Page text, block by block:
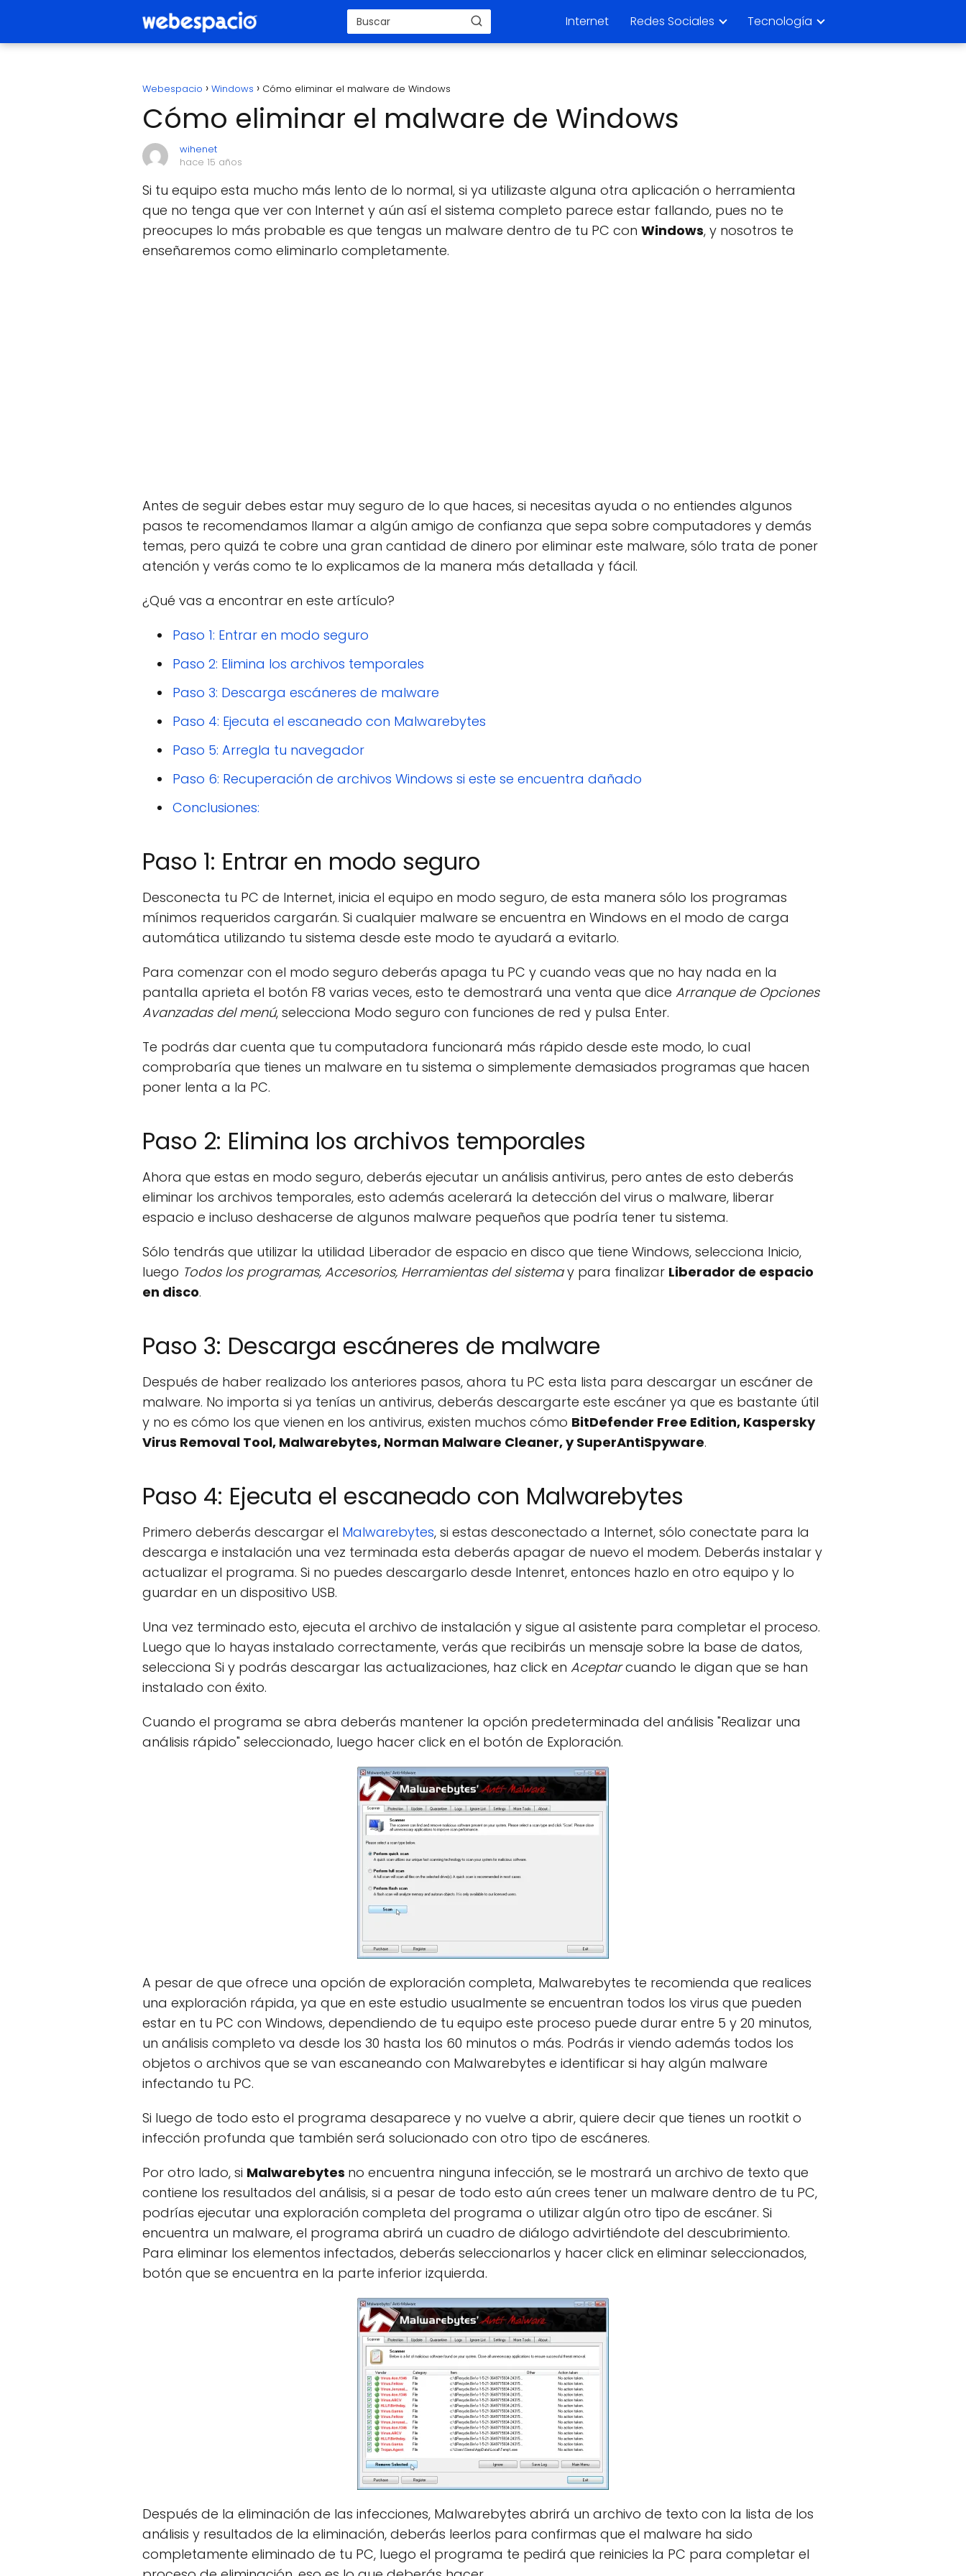
Internet Redes Sociales Tecnología
Webespacio Windows Cómo eliminar el malware de Windows
Cómo eliminar el malware de Windows
wihenet
hace 15 años
Si tu equipo esta mucho más lento de lo normal, si ya utilizaste alguna otra aplicación o herramienta
que no tenga que ver con Internet y aún así el sistema completo parece estar fallando, pues no te
preocupes lo más probable es que tengas un malware dentro de tu PC con Windows, y nosotros te
enseñaremos como eliminarlo completamente.
Antes de seguir debes estar muy seguro de lo que haces, si necesitas ayuda o no entiendes algunos
pasos te recomendamos llamar a algún amigo de confianza que sepa sobre computadores y demás
temas, pero quizá te cobre una gran cantidad de dinero por eliminar este malware, sólo trata de poner
atención y verás como te lo explicamos de la manera más detallada y fácil.
¿Qué vas a encontrar en este artículo?
Paso 1: Entrar en modo seguro
Paso 2: Elimina los archivos temporales
Paso 3: Descarga escáneres de malware
Paso 4: Ejecuta el escaneado con Malwarebytes
Paso 5: Arregla tu navegador
Paso 6: Recuperación de archivos Windows si este se encuentra dañado
Conclusiones:
Paso 1: Entrar en modo seguro
Desconecta tu PC de Internet, inicia el equipo en modo seguro, de esta manera sólo los programas
mínimos requeridos cargarán. Si cualquier malware se encuentra en Windows en el modo de carga
automática utilizando tu sistema desde este modo te ayudará a evitarlo.
Para comenzar con el modo seguro deberás apaga tu PC y cuando veas que no hay nada en la
pantalla aprieta el botón F8 varias veces, esto te demostrará una venta que dice Arranque de Opciones
Avanzadas del menú, selecciona Modo seguro con funciones de red y pulsa Enter.
Te podrás dar cuenta que tu computadora funcionará más rápido desde este modo, lo cual
comprobaría que tienes un malware en tu sistema o simplemente demasiados programas que hacen
poner lenta a la PC.
Paso 2: Elimina los archivos temporales
Ahora que estas en modo seguro, deberás ejecutar un análisis antivirus, pero antes de esto deberás
eliminar los archivos temporales, esto además acelerará la detección del virus o malware, liberar
espacio e incluso deshacerse de algunos malware pequeños que podría tener tu sistema.
Sólo tendrás que utilizar la utilidad Liberador de espacio en disco que tiene Windows, selecciona Inicio,
luego Todos los programas, Accesorios, Herramientas del sistemay para finalizar Liberador de espacio
en disco.
Paso 3: Descarga escáneres de malware
Después de haber realizado los anteriores pasos, ahora tu PC esta lista para descargar un escáner de
malware. No importa si ya tenías un antivirus, deberás descargarte este escáner ya que es bastante útil
y no es cómo los que vienen en los antivirus, existen muchos cómo BitDefender Free Edition, Kaspersky
Virus Removal Tool, Malwarebytes, Norman Malware Cleaner, y SuperAntiSpyware.
Paso 4: Ejecuta el escaneado con Malwarebytes
Primero deberás descargar el Malwarebytes, si estas desconectado a Internet, sólo conectate para la
descarga e instalación una vez terminada esta deberás apagar de nuevo el modem. Deberás instalar y
actualizar el programa. Si no puedes descargarlo desde Intenret, entonces hazlo en otro equipo y lo
guardar en un dispositivo USB.
Una vez terminado esto, ejecuta el archivo de instalación y sigue al asistente para completar el proceso.
Luego que lo hayas instalado correctamente, verás que recibirás un mensaje sobre la base de datos,
selecciona Si y podrás descargar las actualizaciones, haz click en Aceptarcuando le digan que se han
instalado con éxito.
Cuando el programa se abra deberás mantener la opción predeterminada del análisis "Realizar una
análisis rápido" seleccionado, luego hacer click en el botón de Exploración.
A pesar de que ofrece una opción de exploración completa, Malwarebytes te recomienda que realices
una exploración rápida, ya que en este estudio usualmente se encuentran todos los virus que pueden
estar en tu PC con Windows, dependiendo de tu equipo este proceso puede durar entre 5 y 20 minutos,
un análisis completo va desde los 30 hasta los 60 minutos o más. Podrás ir viendo además todos los
objetos o archivos que se van escaneando con Malwarebytes e identificar si hay algún malware
infectando tu PC.
Si luego de todo esto el programa desaparece y no vuelve a abrir, quiere decir que tienes un rootkit o
infección profunda que también será solucionado con otro tipo de escáneres.
Por otro lado, si Malwarebytes no encuentra ninguna infección, se le mostrará un archivo de texto que
contiene los resultados del análisis, si a pesar de todo esto aún crees tener un malware dentro de tu PC,
podrías ejecutar una exploración completa del programa o utilizar algún otro tipo de escáner. Si
encuentra un malware, el programa abrirá un cuadro de diálogo advirtiéndote del descubrimiento.
Para eliminar los elementos infectados, deberás seleccionarlos y hacer click en eliminar seleccionados,
botón que se encuentra en la parte inferior izquierda.
Después de la eliminación de las infecciones, Malwarebytes abrirá un archivo de texto con la lista de los
análisis y resultados de la eliminación, deberás leerlos para confirmas que el malware ha sido
completamente eliminado de tu PC, luego el programa te pedirá que reinicies la PC para completar el